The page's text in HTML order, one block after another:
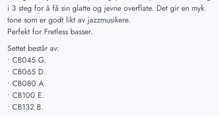
i 3 steg for å få sin glatte og jevne overflate. Det gir en myk
tone som er godt likt av jazzmusikere.
Perfekt for Fretless basser.
Settet består av:
• CB045 G.
• CB065 D.
• CB080 A.
• CB100 E.
• CB132 B.